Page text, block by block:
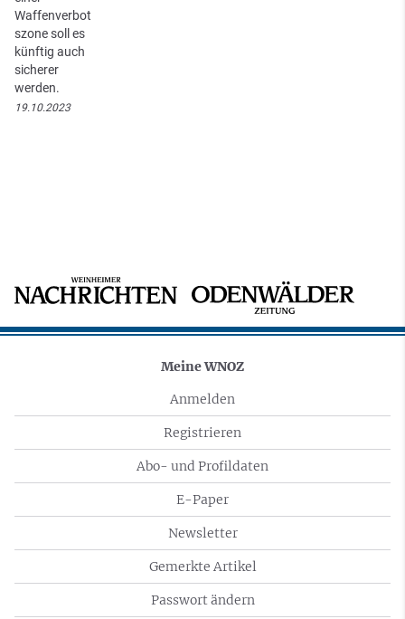
Waffenverbot
szone soll es
künftig auch
sicherer
werden.
19.10.2023
Meine WNOZ
Anmelden
Registrieren
Abo- und Profildaten
E-Paper
Newsletter
Gemerkte Artikel
Passwort ändern